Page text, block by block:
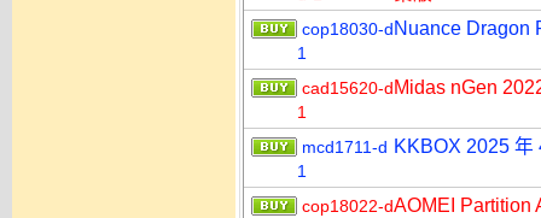
cop18030-d
1
Nuance Dragon
cad15620-d
1
Midas nGen
mcd1711-d
1
KKBOX 2025 年
cop18022-dAOMEI Partition